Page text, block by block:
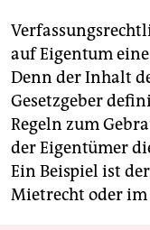
auf Eigentum
Denn der Inhalt
Gesetzgeber
Regeln zum
der Eigentümer
Ein Beispiel ist
Mietrecht oder